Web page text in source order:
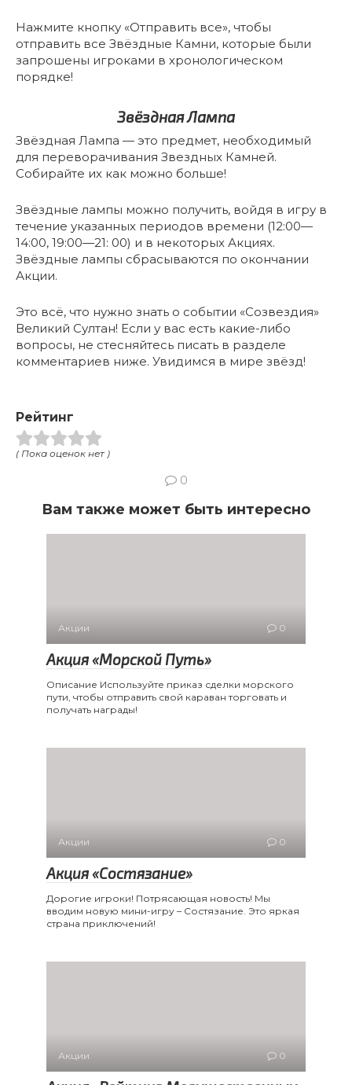
Нажмите кнопку «Отправить все», чтобы
отправить все Звёздные Камни, которые были
запрошены игроками в хронологическом
порядке!
Звёздная Лампа
Звёздная Лампа — это предмет, необходимый
для переворачивания Звездных Камней.
Собирайте их как можно больше!
Звёздные лампы можно получить, войдя в игру в
течение указанных периодов времени (12:00—
14:00, 19:00—21: 00) и в некоторых Акциях.
Звёздные лампы сбрасываются по окончании
Акции.
Это всё, что нужно знать о событии «Созвездия»
Великий Султан! Если у вас есть какие-либо
вопросы, не стесняйтесь писать в разделе
комментариев ниже. Увидимся в мире звёзд!
Рейтинг
( Пока оценок нет )
0
Вам также может быть интересно
Акции 0
Акция «Морской Путь»
Описание Используйте приказ сделки морского
пути, чтобы отправить свой караван торговать и
получать награды!
Акции 0
Акция «Состязание»
Дорогие игроки! Потрясающая новость! Мы
вводим новую мини-игру – Состязание. Это яркая
страна приключений!
Акции 0